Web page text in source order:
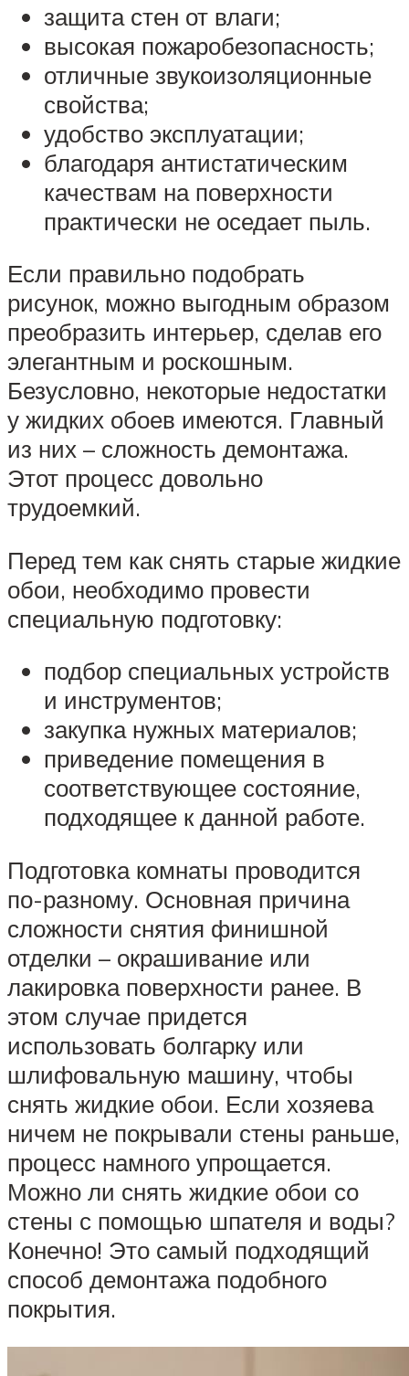
защита стен от влаги;
высокая пожаробезопасность;
отличные звукоизоляционные
свойства;
удобство эксплуатации;
благодаря антистатическим
качествам на поверхности
практически не оседает пыль.
Если правильно подобрать
рисунок, можно выгодным образом
преобразить интерьер, сделав его
элегантным и роскошным.
Безусловно, некоторые недостатки
у жидких обоев имеются. Главный
из них – сложность демонтажа.
Этот процесс довольно
трудоемкий.
Перед тем как снять старые жидкие
обои, необходимо провести
специальную подготовку:
подбор специальных устройств
и инструментов;
закупка нужных материалов;
приведение помещения в
соответствующее состояние,
подходящее к данной работе.
Подготовка комнаты проводится
по-разному. Основная причина
сложности снятия финишной
отделки – окрашивание или
лакировка поверхности ранее. В
этом случае придется
использовать болгарку или
шлифовальную машину, чтобы
снять жидкие обои. Если хозяева
ничем не покрывали стены раньше,
процесс намного упрощается.
Можно ли снять жидкие обои со
стены с помощью шпателя и воды?
Конечно! Это самый подходящий
способ демонтажа подобного
покрытия.